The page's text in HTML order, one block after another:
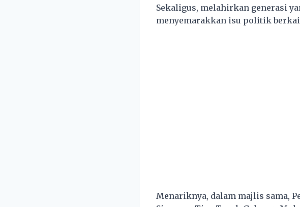
Sekaligus, melahirkan generasi
menyemarakkan isu politik
Menariknya, dalam majlis sama,